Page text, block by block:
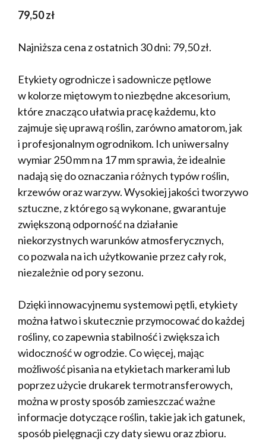
79,50zł
Najniższa cena z ostatnich 30 dni: 79,50zł.
Etykiety ogrodnicze i sadownicze pętlowe
w kolorze miętowym to niezbędne akcesorium,
które znacząco ułatwia pracę każdemu, kto
zajmuje się uprawą roślin, zarówno amatorom, jak
i profesjonalnym ogrodnikom. Ich uniwersalny
wymiar 250 mm na 17 mm sprawia, że idealnie
nadają się do oznaczania różnych typów roślin,
krzewów oraz warzyw. Wysokiej jakości tworzywo
sztuczne, z którego są wykonane, gwarantuje
zwiększoną odporność na działanie
niekorzystnych warunków atmosferycznych,
co pozwala na ich użytkowanie przez cały rok,
niezależnie od pory sezonu.
Dzięki innowacyjnemu systemowi pętli, etykiety
można łatwo i skutecznie przymocować do każdej
rośliny, co zapewnia stabilność i zwiększa ich
widoczność w ogrodzie. Co więcej, mając
możliwość pisania na etykietach markerami lub
poprzez użycie drukarek termotransferowych,
można w prosty sposób zamieszczać ważne
informacje dotyczące roślin, takie jak ich gatunek,
sposób pielęgnacji czy daty siewu oraz zbioru.